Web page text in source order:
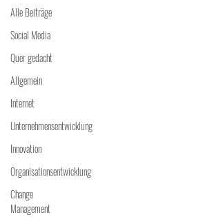
Alle Beiträge
Social Media
Quer gedacht
Allgemein
Internet
Unternehmensentwicklung
Innovation
Organisationsentwicklung
Change
Management